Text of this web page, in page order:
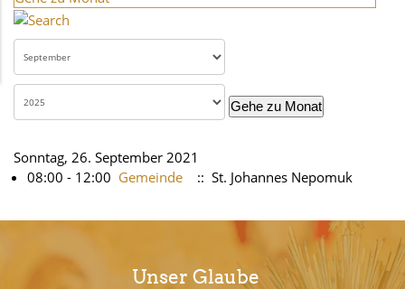
Gehe zu Monat
Sonntag, 26. September 2021
08:00 - 12:00 Gemeinde :: St. Johannes Nepomuk
Unser Glaube